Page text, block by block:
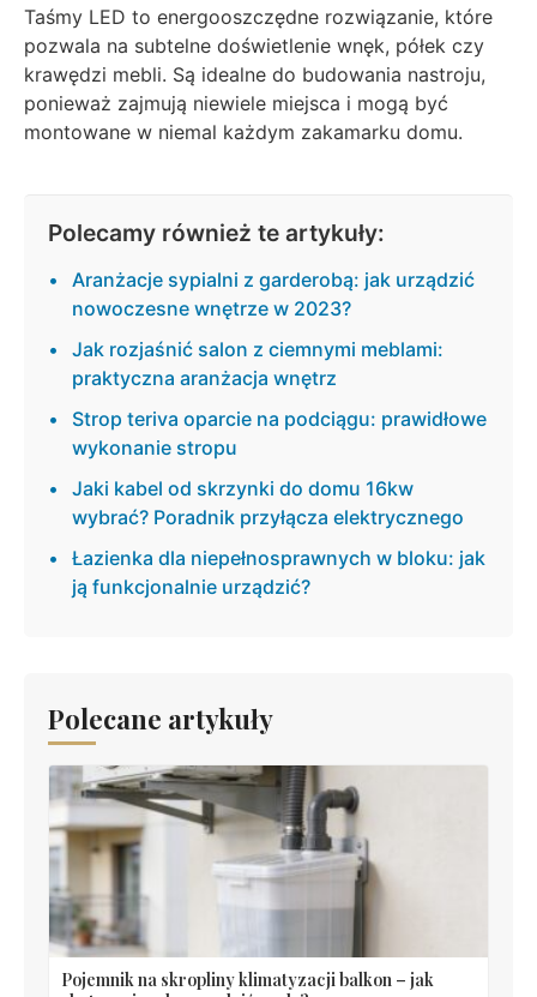
Taśmy LED to energooszczędne rozwiązanie, które
pozwala na subtelne doświetlenie wnęk, półek czy
krawędzi mebli. Są idealne do budowania nastroju,
ponieważ zajmują niewiele miejsca i mogą być
montowane w niemal każdym zakamarku domu.
Polecamy również te artykuły:
Aranżacje sypialni z garderobą: jak urządzić
nowoczesne wnętrze w 2023?
Jak rozjaśnić salon z ciemnymi meblami:
praktyczna aranżacja wnętrz
Strop teriva oparcie na podciągu: prawidłowe
wykonanie stropu
Jaki kabel od skrzynki do domu 16kw
wybrać? Poradnik przyłącza elektrycznego
Łazienka dla niepełnosprawnych w bloku: jak
ją funkcjonalnie urządzić?
Polecane artykuły
Pojemnik na skropliny klimatyzacji balkon – jak